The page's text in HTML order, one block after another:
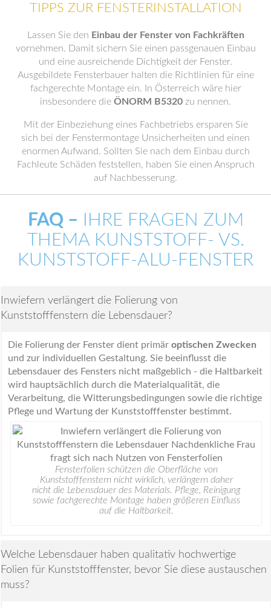
TIPPS ZUR FENSTERINSTALLATION
Lassen Sie den Einbau der Fenster von Fachkräften
vornehmen. Damit sichern Sie einen passgenauen Einbau
und eine ausreichende Dichtigkeit der Fenster.
Ausgebildete Fensterbauer halten die Richtlinien für eine
fachgerechte Montage ein. In Österreich wäre hier
insbesondere die ÖNORM B5320 zu nennen.
Mit der Einbeziehung eines Fachbetriebs ersparen Sie
sich bei der Fenstermontage Unsicherheiten und einen
enormen Aufwand. Sollten Sie nach dem Einbau durch
Fachleute Schäden feststellen, haben Sie einen Anspruch
auf Nachbesserung.
FAQ – IHRE FRAGEN ZUM
THEMA KUNSTSTOFF- VS.
KUNSTSTOFF-ALU-FENSTER
Inwiefern verlängert die Folierung von
Kunststofffenstern die Lebensdauer?
Die Folierung der Fenster dient primär optischen Zwecken
und zur individuellen Gestaltung. Sie beeinflusst die
Lebensdauer des Fensters nicht maßgeblich - die Haltbarkeit
wird hauptsächlich durch die Materialqualität, die
Verarbeitung, die Witterungsbedingungen sowie die richtige
Pflege und Wartung der Kunststofffenster bestimmt.
Fensterfolien schützen die Oberfläche von
Kunststofffenstern nicht wirklich, verlängern daher
nicht die Lebensdauer des Materials. Pflege, Reinigung
sowie fachgerechte Montage haben größeren Einfluss
auf die Haltbarkeit.
Welche Lebensdauer haben qualitativ hochwertige
Folien für Kunststofffenster, bevor Sie diese austauschen
muss?